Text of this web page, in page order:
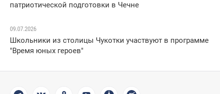
патриотической подготовки в Чечне
09.07.2026
Школьники из столицы Чукотки участвуют в программе
"Время юных героев"